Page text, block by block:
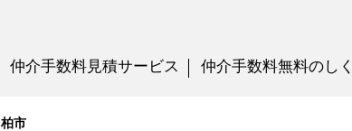
仲介手数料見積サービス 仲介手数料無料のし
柏市